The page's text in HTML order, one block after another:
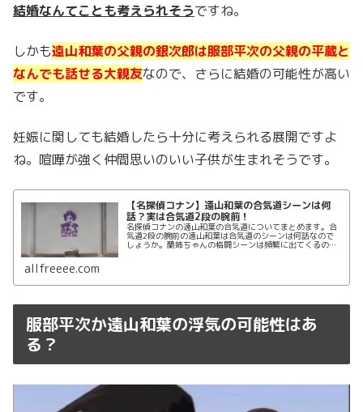
結婚なんてことも考えられそうですね。
しかも遠山和葉の父親の銀次郎は服部平次の父親の平蔵と
なんでも話せる大親友なので、さらに結婚の可能性が高い
です。
妊娠に関しても結婚したら十分に考えられる展開ですよ
ね。喧嘩が強く仲間思いのいい子供が生まれそうです。
【名探偵コナン】遠山和葉の合気道シーンは何
話？実は合気道2段の腕前！
名探偵コナンの遠山和葉の合気道についてまとめます。合
気道2段の腕前の遠山和葉は合気道のシーンは何話なので
しょうか。蘭姉ちゃんの格闘シーンは頻繁に出てくるので
allfreeee.com
服部平次か遠山和葉の浮気の可能性はあ
る？